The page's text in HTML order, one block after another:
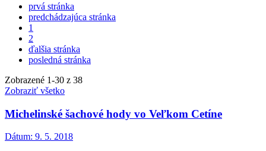
prvá stránka
predchádzajúca stránka
1
2
ďalšia stránka
posledná stránka
Zobrazené 1-30 z 38
Zobraziť všetko
Michelinské šachové hody vo Veľkom Cetíne
Dátum: 9. 5. 2018